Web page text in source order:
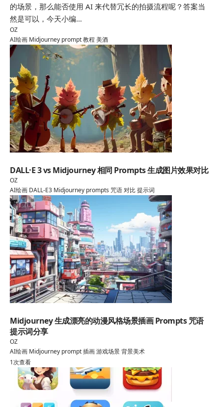
的场景，那么能否使用 AI 来代替冗长的拍摄流程呢？答案当
然是可以，今天小编…
OZ
AI绘画 Midjourney prompt教程 美酒
DALL·E 3 vs Midjourney 相同 Prompts 生成图片效果对比
OZ
AI绘画 DALL-E3 Midjourney prompts 咒语对比提示词
Midjourney 生成漂亮的动漫风格场景插画 Prompts 咒语
提示词分享
OZ
AI绘画 Midjourney prompt插画游戏场景背景美术
1次查看